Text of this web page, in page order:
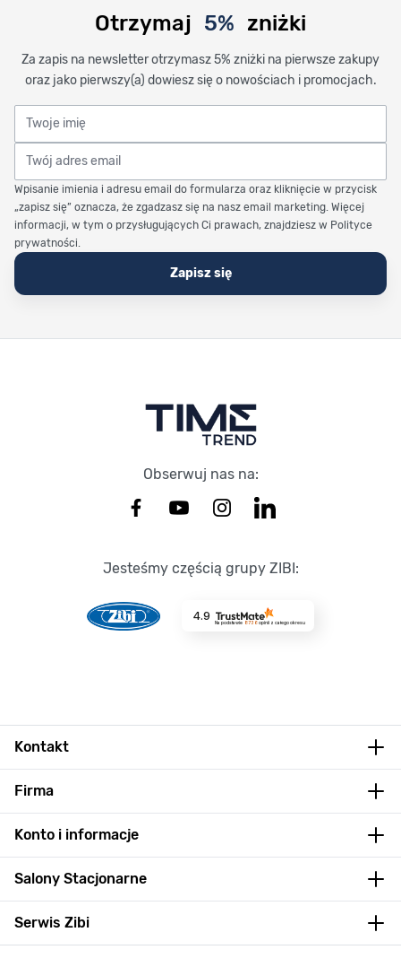
Otrzymaj 5% zniżki
Za zapis na newsletter otrzymasz 5% zniżki na pierwsze zakupy
oraz jako pierwszy(a) dowiesz się o nowościach i promocjach.
Twoje imię
Twój adres email
Wpisanie imienia i adresu email do formularza oraz kliknięcie w przycisk
„zapisz się” oznacza, że zgadzasz się na nasz email marketing. Więcej
informacji, w tym o przysługujących Ci prawach, znajdziesz w Polityce
prywatności.
Zapisz się
Obserwuj nas na:
Jesteśmy częścią grupy ZIBI:
4.9
Na podstawie 8736opinii z całego okresu
Kontakt
Firma
Konto i informacje
Salony Stacjonarne
Serwis Zibi